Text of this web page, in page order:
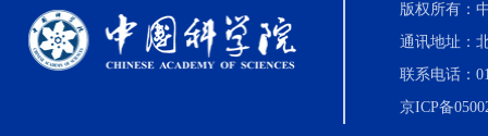
版权所有：
通讯地址：
联系电话：
京ICP备